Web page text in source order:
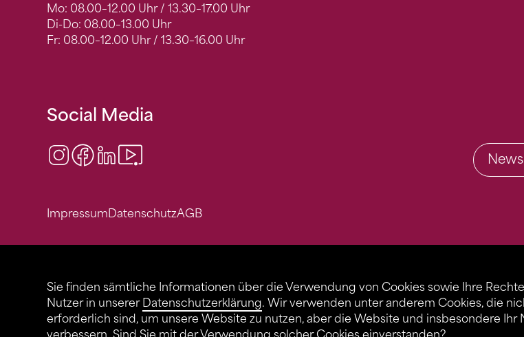
Sie finden sämtliche Informationen über die Verwendung von Cookies sowie Ihre
Nutzer in unserer Datenschutzerklärung. Wir verwenden unter anderem Cookies, die
erforderlich sind, um unsere Website zu nutzen, aber die Website und insbesondere Ihr
Mo: 08.00–12.00 Uhr / 13.30–17.00 Uhr
Di-Do: 08.00–13.00 Uhr
Fr: 08.00–12.00 Uhr / 13.30–16.00 Uhr
Social Media
Instagram
Facebook
LinkedIn
ImpressumDatenschutzAGB